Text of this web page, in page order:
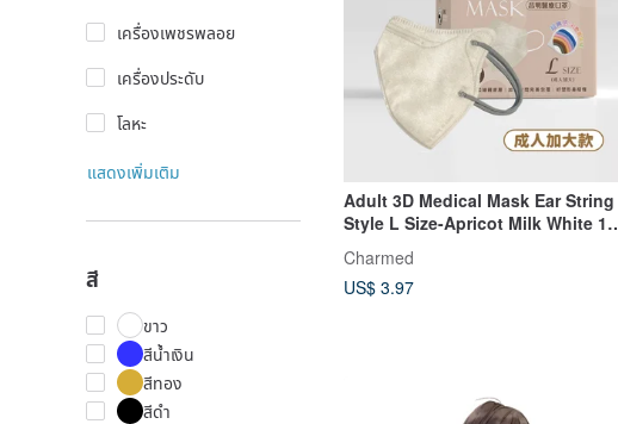
เครื่องเพชรพลอย
เครื่องประดับ
โลหะ
แสดงเพิ่มเติม
สี
ขาว
สีน้ำเงิน
สีทอง
สีดำ
Adult 3D Medical Mask Ear String
Style L Size-Apricot Milk White 10
pieces/30 pieces
Charmed
US$ 3.97